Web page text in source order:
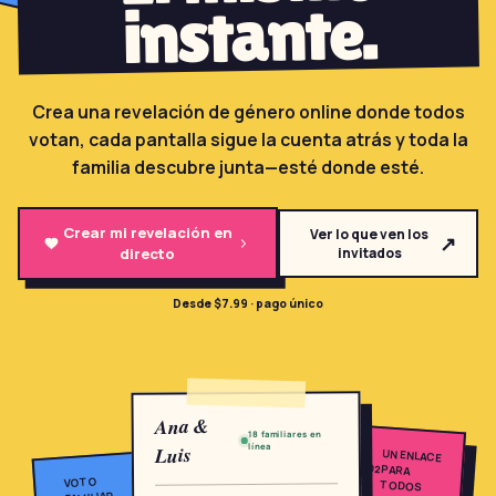
Herramientas Gratis
Iniciar Sesión
Comenzar
instante.
Crea una revelación de género online donde todos
votan, cada pantalla sigue la cuenta atrás y toda la
familia descubre junta—esté donde esté.
Crear mi revelación en
directo
Ver lo que ven los
invitados
↗
Desde $7.99 · pago único
VOTO
Ana &
Luis
18 familiares en
línea
02
UN ENLACE
PARA
TODOS